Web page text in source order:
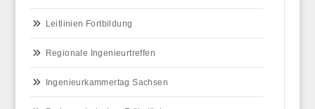
Leitlinien Fortbildung
Regionale Ingenieurtreffen
Ingenieurkammertag Sachsen